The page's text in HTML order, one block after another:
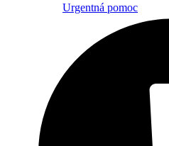
Urgentná pomoc